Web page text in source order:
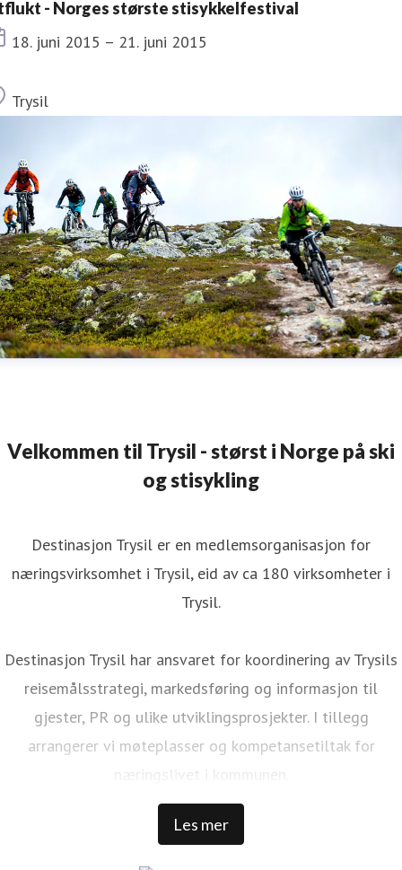
- Norges største stisykkelfestival
Dato
18. juni 2015 – 21. juni 2015
Sted
Trysil
Velkommen til Trysil - størst i Norge på ski
og stisykling
Les mer
Destinasjon Trysil er en medlemsorganisasjon for
næringsvirksomhet i Trysil, eid av ca 180 virksomheter i
Trysil.
Destinasjon Trysil har ansvaret for koordinering av Trysils
reisemålsstrategi, markedsføring og informasjon til
gjester, PR og ulike utviklingsprosjekter. I tillegg
arrangerer vi møteplasser og kompetansetiltak for
næringslivet i kommunen.
Trysil er Norges største ski- og stisykkeldestinasjon. Vi har